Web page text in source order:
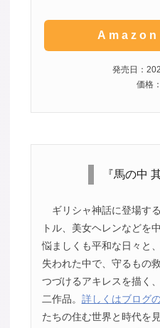
Amazon
発売日：
価格
『馬の中
ギリシャ神話に登場す
トル、美女ヘレンなどを
悩ましくも平和な日々と
失われた中で、守るもの
つづけるアキレスを描く
二作品。 詳しくはブログ
たちの住む世界と時代を